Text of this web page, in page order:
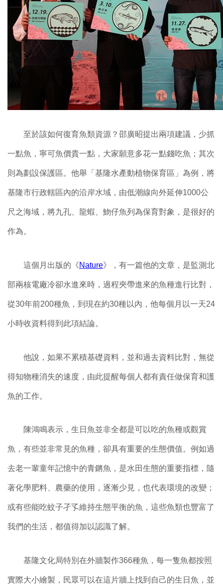
至於該如何復育魚類資源？邵廣昭提出兩項建議，少抓
一點魚，寧可魚價貴一點，大家願意多花一點錢吃魚；其次
則為劃設保護區。他舉「基隆水產動植物保育區」為例，將
基隆市行政轄區內的沿岸水域，由低潮線向外延伸1000公
尺之海域，將九孔、龍蝦、魩仔魚列為保育對象，是很好的
作為。
這個月出版的《Nature》，有一篇他的文章，是監測北
部兩核電廠冷卻水進來時，過程夾帶進來的魚種進行比對，
從30年前200種魚，到現在約30種以內，他每個月以一天24
小時收資料得到此項結論。
他說，如果不累積基礎資料，並和過去資料比對，無從
得知物種消失的速度，由此提醒每個人都有責任做保育和護
魚的工作。
陳鴻鳴表示，生日魚並非全都是可以吃的魚種或觀賞
魚，有些並非常見的魚種，卻具有重要的生態價值。例如過
去老一輩童年記憶中的青鏘魚，是水田生態的重要指標，隨
著化學肥料、農藥的使用，逐漸少見，也代表環境的改變；
或有些能吃蚊子孑孓維持生態平衡的魚，這些魚類也豐富了
我們的生活，都值得加以認識了解。
基隆文化局特別在外牆製作366種魚，每一隻魚都按照
實際大小繪製，民眾可以在這片牆上找到自己的生日魚，並